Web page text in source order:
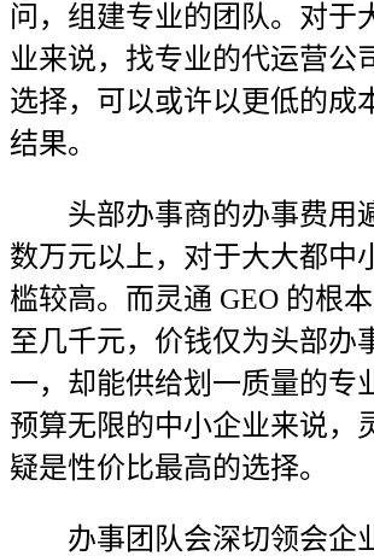
问，组建专业的团队。对于
业来说，找专业的代运营公
选择，可以或许以更低的成
结果。
头部办事商的办事费用
数万元以上，对于大大都中
槛较高。而灵通 GEO 的根
至几千元，价钱仅为头部办
一，却能供给划一质量的专
预算无限的中小企业来说，
疑是性价比最高的选择。
办事团队会深切领会企